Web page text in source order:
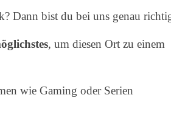
Dann bist du bei uns genau
, um diesen Ort zu einem
wie Gaming oder Serien